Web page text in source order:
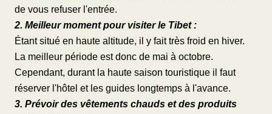
de vous refuser l'entrée.
2. Meilleur moment pour visiter le Tibet :
Étant situé en haute altitude, il y fait très froid en hiver.
La meilleur période est donc de mai à octobre.
Cependant, durant la haute saison touristique il faut
réserver l'hôtel et les guides longtemps à l'avance.
3. Prévoir des vêtements chauds et des produits